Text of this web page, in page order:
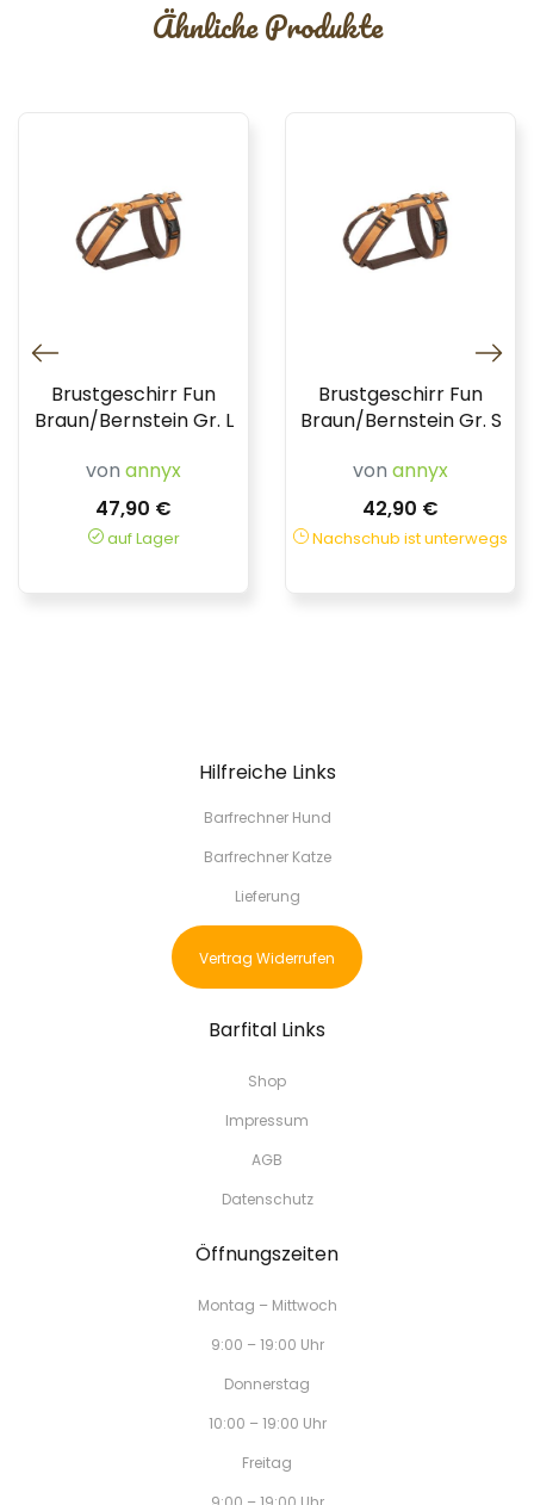
Ähnliche Produkte
Brustgeschirr Fun
Braun/Bernstein Gr. L
von annyx
47,90 €
auf Lager
Brustgeschirr Fun
Braun/Bernstein Gr. S
von annyx
42,90 €
Nachschub ist unterwegs
Hilfreiche Links
Barfrechner Hund
Barfrechner Katze
Lieferung
Vertrag Widerrufen
Barfital Links
Shop
Impressum
AGB
Datenschutz
Öffnungszeiten
Montag – Mittwoch
9:00 – 19:00 Uhr
Donnerstag
10:00 – 19:00 Uhr
Freitag